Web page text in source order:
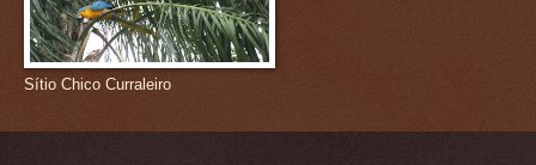
Sítio Chico Curraleiro